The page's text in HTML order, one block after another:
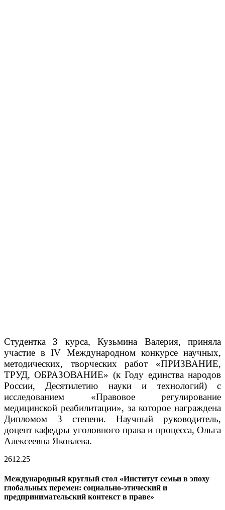
Студентка 3 курса, Кузьмина Валерия, приняла
участие в IV Международном конкурсе научных,
методических, творческих работ «ПРИЗВАНИЕ,
ТРУД, ОБРАЗОВАНИЕ» (к Году единства народов
России, Десятилетию науки и технологий) с
исследованием «Правовое регулирование
медицинской реабилитации», за которое награждена​
Дипломом 3 степени. Научный руководитель,
доцент кафедры уголовного права и процесса, Ольга
Алексеевна Яковлева.
2612.25
Международный круглый стол «Институт семьи в эпоху
глобальных перемен: социально-этический и
предпринимательский контекст в праве»